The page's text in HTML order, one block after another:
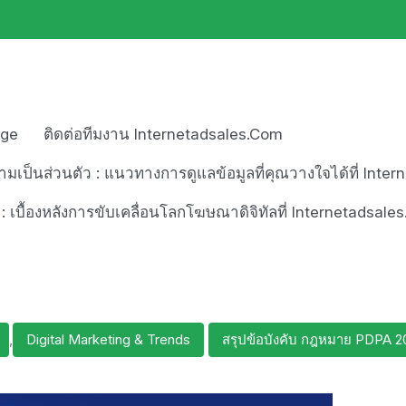
ติดต่อทีมงาน Internetadsales.com
มเป็นส่วนตัว : แนวทางการดูแลข้อมูลที่คุณวางใจได้ที่
: เบื้องหลังการขับเคลื่อนโลกโฆษณาดิจิทัลที่
, Digital Marketing & Trends สรุปข้อบังคับ กฎหมาย PDPA